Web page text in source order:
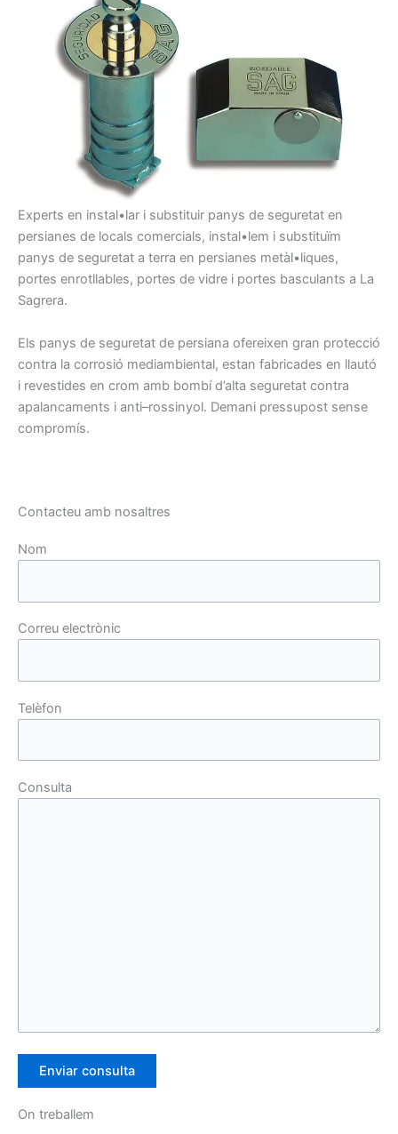
Experts en instal•lar i substituir panys de seguretat en
persianes de locals comercials, instal•lem i substituïm
panys de seguretat a terra en persianes metàl•liques,
portes enrotllables, portes de vidre i portes basculants a La
Sagrera.
Els panys de seguretat de persiana ofereixen gran protecció
contra la corrosió mediambiental, estan fabricades en llautó
i revestides en crom amb bombí d’alta seguretat contra
apalancaments i anti–rossinyol. Demani pressupost sense
compromís.
Contacteu amb nosaltres
Nom
Correu electrònic
Telèfon
Consulta
On treballem